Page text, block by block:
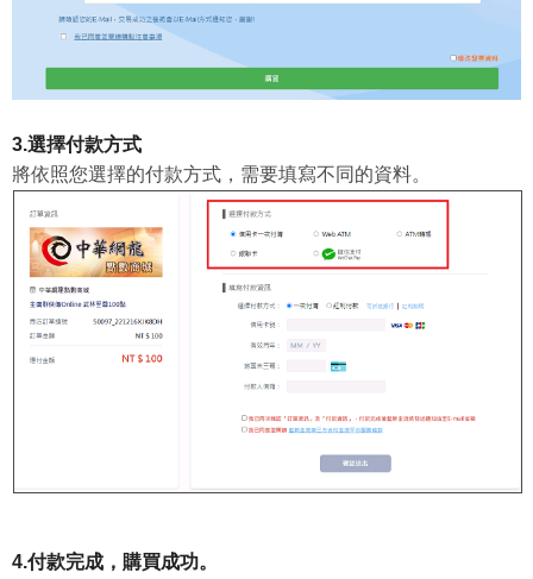
3.選擇付款方式
將依照您選擇的付款方式，需要填寫不同的資料。
4.付款完成，購買成功。